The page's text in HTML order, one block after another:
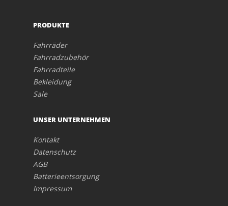
PRODUKTE
Fahrräder
Fahrradzubehör
Fahrradteile
Bekleidung
Sale
UNSER UNTERNEHMEN
Kontakt
Datenschutz
AGB
Batterieentsorgung
Impressum